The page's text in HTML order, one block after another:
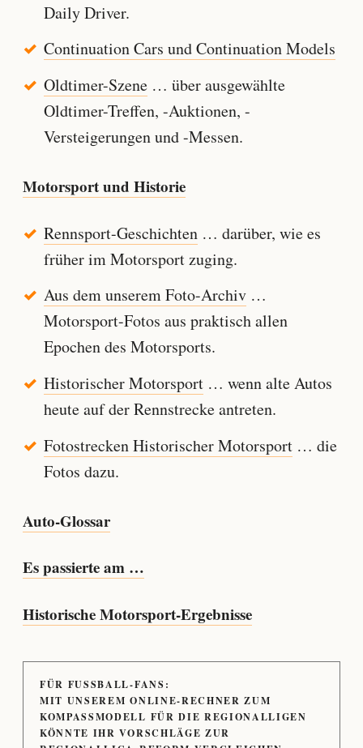
Daily Driver.
Continuation Cars und Continuation Models
Oldtimer-Szene… über ausgewählte
Oldtimer-Treffen, -Auktionen, -
Versteigerungen und -Messen.
Motorsport und Historie
Rennsport-Geschichten… darüber, wie es
früher im Motorsport zuging.
Aus dem unserem Foto-Archiv…
Motorsport-Fotos aus praktisch allen
Epochen des Motorsports.
Historischer Motorsport… wenn alte Autos
heute auf der Rennstrecke antreten.
Fotostrecken Historischer Motorsport… die
Fotos dazu.
Auto-Glossar
Es passierte am …
Historische Motorsport-Ergebnisse
FÜR FUSSBALL-FANS:
MIT UNSEREM ONLINE-RECHNER ZUM
KOMPASSMODELL FÜR DIE REGIONALLIGEN
KÖNNTE IHR VORSCHLÄGE ZUR